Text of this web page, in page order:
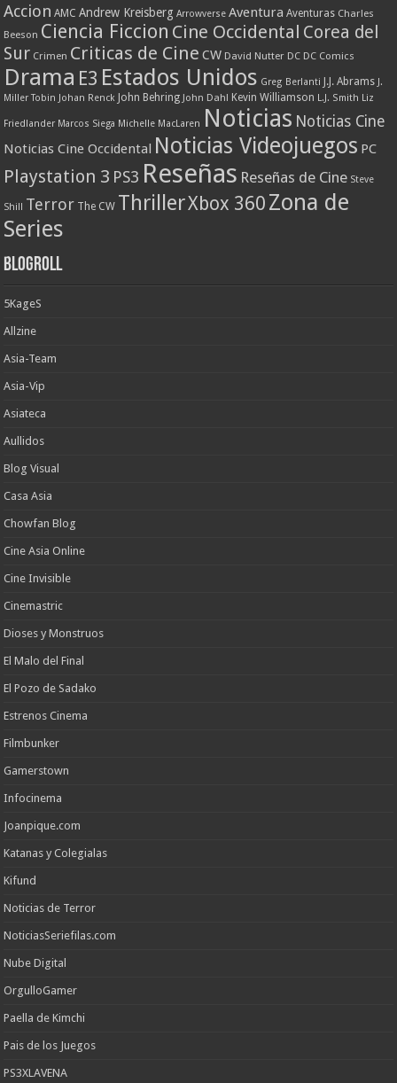
Accion AMC Andrew Kreisberg Arrowverse Aventura Aventuras Charles
Beeson Ciencia Ficcion Cine Occidental Corea del
Sur Crimen Criticas de Cine CW David Nutter DC DC Comics
Drama E3 Estados Unidos Greg Berlanti J.J. Abrams J.
Miller Tobin Johan Renck John Behring John Dahl Kevin Williamson L.J. Smith Liz
Friedlander Marcos Siega Michelle MacLaren Noticias Noticias Cine
Noticias Cine Occidental Noticias Videojuegos PC
Playstation 3 PS3 Reseñas Reseñas de Cine Steve
Shill Terror The CW ThrillerXbox 360 Zona de
Series
Blogroll
5KageS
Allzine
Asia-Team
Asia-Vip
Asiateca
Aullidos
Blog Visual
Casa Asia
Chowfan Blog
Cine Asia Online
Cine Invisible
Cinemastric
Dioses y Monstruos
El Malo del Final
El Pozo de Sadako
Estrenos Cinema
Filmbunker
Gamerstown
Infocinema
Joanpique.com
Katanas y Colegialas
Kifund
Noticias de Terror
NoticiasSeriefilas.com
Nube Digital
OrgulloGamer
Paella de Kimchi
Pais de los Juegos
PS3XLAVENA